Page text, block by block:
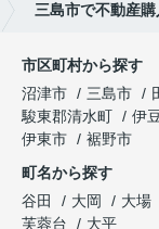
三島市で不動産
市区町村から探す
沼津市
三島市
駿東郡清水町
伊
伊東市
裾野市
町名から探す
谷田
大岡 大場
芙蓉台
大平